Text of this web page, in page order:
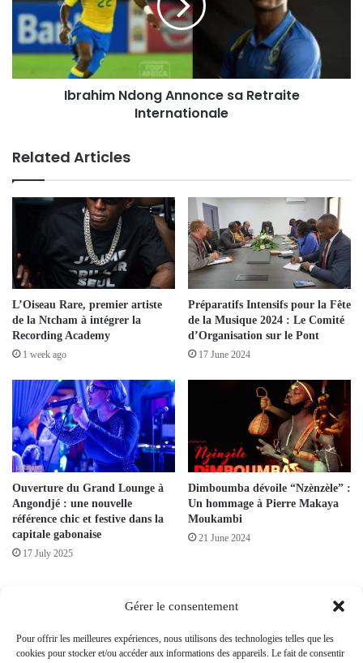
Gérer le consentement
Pour offrir les meilleures expériences, nous utilisons des technologies telles que les
cookies pour stocker et/ou accéder aux informations des appareils. Le fait de consentir
Ibrahim Ndong Annonce sa Retraite
Internationale
Related Articles
L’Oiseau Rare, premier artiste
de la Ntcham à intégrer la
Recording Academy
1 week ago
Préparatifs Intensifs pour la Fête
de la Musique 2024 : Le Comité
d’Organisation sur le Pont
17 June 2024
Ouverture du Grand Lounge à
Angondjé : une nouvelle
référence chic et festive dans la
capitale gabonaise
17 July 2025
Dimboumba dévoile “Nzènzèle” :
Un hommage à Pierre Makaya
Moukambi
21 June 2024
Your email address will not be published. Required fields are marked*